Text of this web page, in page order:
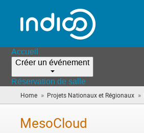
Accueil
Créer un événement
Réservation de salle
Home » Projets Nationaux et Régionaux »
MesoCloud